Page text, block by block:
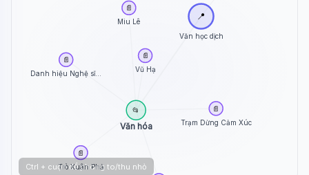
Văn học dịch
📍
Văn hóa
📂
Vũ Hạ
📄
Trạm Dừng Cảm Xúc
📄
Trò Xuân Phả
📄
Miu Lê
📄
Danh hiệu Nghệ sĩ...
📄
Ctrl + cuộn để phóng to/thu nhỏ